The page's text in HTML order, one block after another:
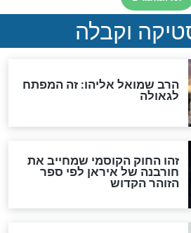
לחשב את הקץ?
בימות המשיח?